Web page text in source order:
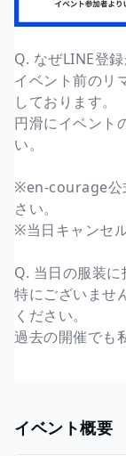
Q. なぜLINE登
イベント前のリ
しております。
円滑にイベント
い。
※en-courage公
さい。
※当日キャンセ
Q. 当日の服装に
特にございませ
ください。
過去の開催でも
イベント概要